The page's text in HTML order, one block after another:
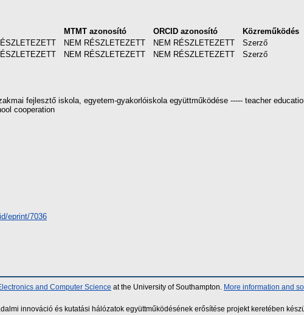
MTMT azonosító ORCID azonosító
Közreműködés
NEM RÉSZLETEZETT NEM RÉSZLETEZETT
Szerző
NEM RÉSZLETEZETT NEM RÉSZLETEZETT Szerző
fejlesztő iskola, egyetem-gyakorlóiskola együttműködése ----- teacher
cooperation
eprint/7036
and Computer Science at the University of Southampton. More information and
innováció és kutatási hálózatok együttműködésének erősítése projekt keretében